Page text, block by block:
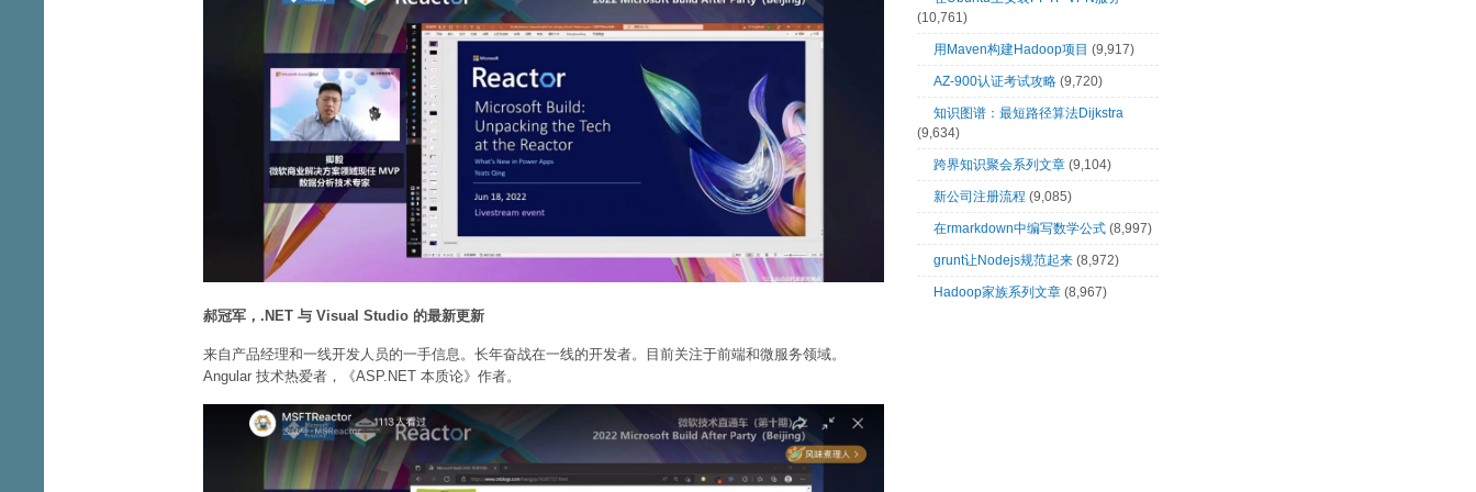
郝冠军，.NET 与 Visual Studio 的最新更新
来自产品经理和一线开发人员的一手信息。长年奋战在一线的开发者。目前关注于前端和微服务领域。
Angular 技术热爱者，《ASP.NET 本质论》作者。
(10,761)
用Maven构建Hadoop项目 (9,917)
AZ-900认证考试攻略 (9,720)
知识图谱：最短路径算法Dijkstra
(9,634)
跨界知识聚会系列文章 (9,104)
新公司注册流程 (9,085)
在rmarkdown中编写数学公式 (8,997)
grunt让Nodejs规范起来 (8,972)
Hadoop家族系列文章 (8,967)